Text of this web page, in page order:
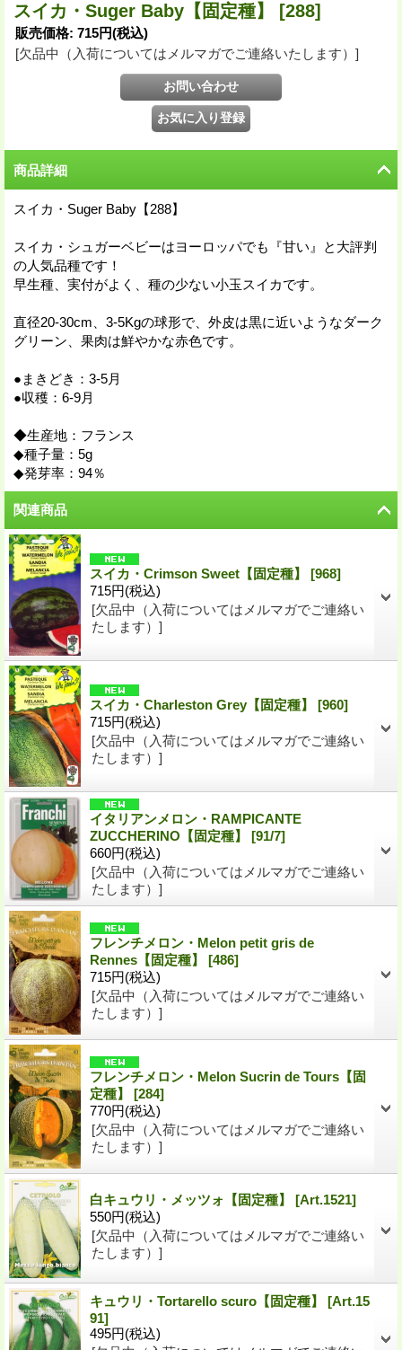
スイカ・Suger Baby【固定種】 [288]
販売価格: 715円(税込)
[欠品中（入荷についてはメルマガでご連絡いたします）]
商品詳細
スイカ・Suger Baby【288】
スイカ・シュガーベビーはヨーロッパでも『甘い』と大評判
の人気品種です！
早生種、実付がよく、種の少ない小玉スイカです。
直径20-30cm、3-5Kgの球形で、外皮は黒に近いようなダーク
グリーン、果肉は鮮やかな赤色です。
●まきどき：3-5月
●収穫：6-9月
◆生産地：フランス
◆種子量：5g
◆発芽率：94％
関連商品
スイカ・Crimson Sweet【固定種】 [968]
715円(税込)
[欠品中（入荷についてはメルマガでご連絡い
たします）]
スイカ・Charleston Grey【固定種】 [960]
715円(税込)
[欠品中（入荷についてはメルマガでご連絡い
たします）]
イタリアンメロン・RAMPICANTE
ZUCCHERINO【固定種】 [91/7]
660円(税込)
[欠品中（入荷についてはメルマガでご連絡い
たします）]
フレンチメロン・Melon petit gris de
Rennes【固定種】 [486]
715円(税込)
[欠品中（入荷についてはメルマガでご連絡い
たします）]
フレンチメロン・Melon Sucrin de Tours【固
定種】 [284]
770円(税込)
[欠品中（入荷についてはメルマガでご連絡い
たします）]
白キュウリ・メッツォ【固定種】 [Art.1521]
550円(税込)
[欠品中（入荷についてはメルマガでご連絡い
たします）]
キュウリ・Tortarello scuro【固定種】 [Art.15
91]
495円(税込)